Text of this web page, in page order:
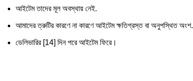
আইটেম তাদের মূল অবস্থায় নেই.
আমাদের ত্রুটির কারণে না কারণে আইটেম ক্ষতিগ্রস্ত বা অনুপস্থিত অংশ.
ডেলিভারির [14] দিন পরে আইটেম ফিরে।